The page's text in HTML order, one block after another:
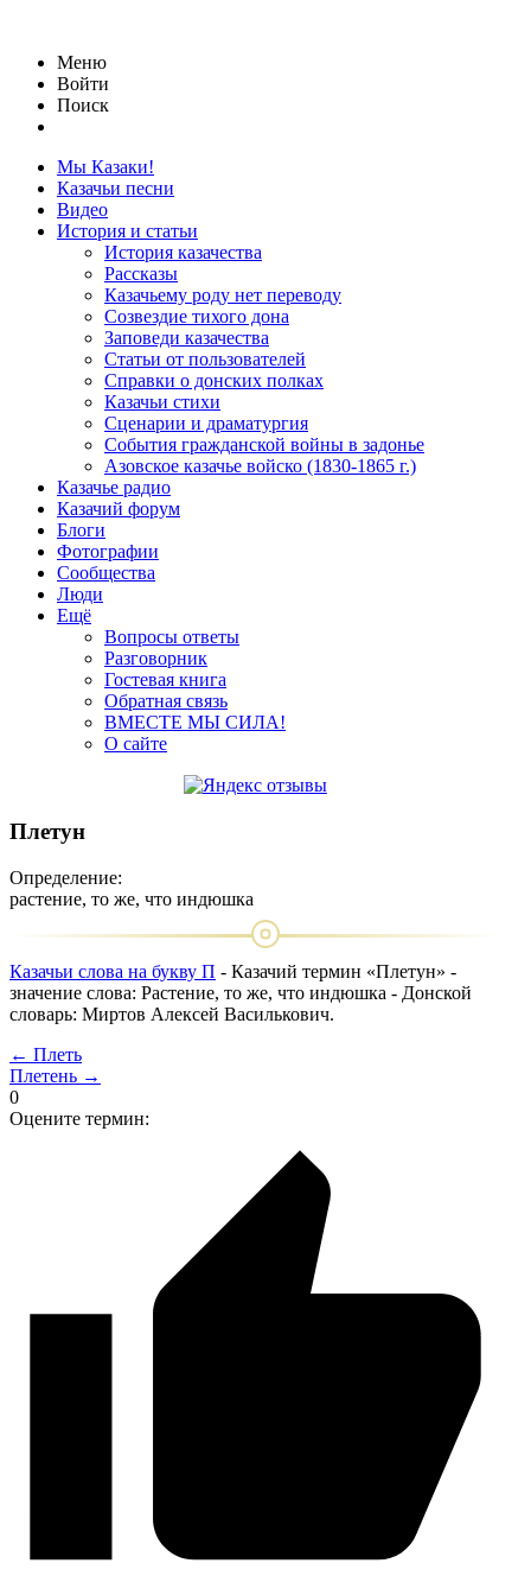
Меню
Войти
Поиск
Мы Казаки!
Казачьи песни
Видео
История и статьи
История казачества
Рассказы
Казачьему роду нет переводу
Созвездие тихого дона
Заповеди казачества
Статьи от пользователей
Справки о донских полках
Казачьи стихи
Сценарии и драматургия
События гражданской войны в задонье
Азовское казачье войско (1830-1865 г.)
Казачье радио
Казачий форум
Блоги
Фотографии
Сообщества
Люди
Ещё
Вопросы ответы
Разговорник
Гостевая книга
Обратная связь
ВМЕСТЕ МЫ СИЛА!
О сайте
Плетун
Определение:
растение, то же, что индюшка
Казачьи слова на букву П - Казачий термин «Плетун» -
значение слова: Растение, то же, что индюшка - Донской
словарь: Миртов Алексей Василькович.
← Плеть
Плетень →
0
Оцените термин: